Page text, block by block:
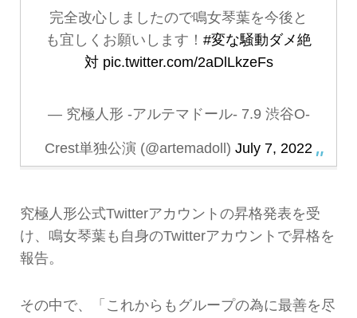
完全改心しましたので鳴女琴葉を今後と
も宜しくお願いします！ #変な騒動ダメ絶
対 pic.twitter.com/2aDlLkzeFs
— 究極人形 -アルテマドール- 7.9 渋谷O-
Crest単独公演 (@artemadoll) July 7, 2022
究極人形公式Twitterアカウントの昇格発表を受
け、鳴女琴葉も自身のTwitterアカウントで昇格を
報告。
その中で、「これからもグループの為に最善を尽